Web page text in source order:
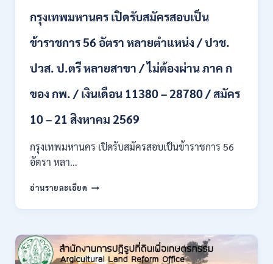
ส
+
ไป
เงิน
23,290
สมัคร
ONLINE
26
กรุงเทพมหานคร เปิดรับสมัครสอบเป็น
ข้าราชการ 56 อัตรา หลายตำแหน่ง / ปวช.
ปวส. ป.ตรี หลายสาขา / ไม่ต้องผ่าน ภาค ก
ของ กพ. / เงินเดือน 11380 – 28780 / สมัคร
10 – 21 สิงหาคม 2569
กรุงเทพมหานคร เปิดรับสมัครสอบเป็นข้าราชการ 56
อัตรา หลา…
อ่านรายละเอียด กรุงเทพมหานคร
รับ
สอบ
เป็น
ข้าราชการ